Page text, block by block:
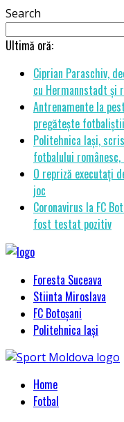
Search
Ultimă oră:
Ciprian Paraschiv,
cu Hermannstadt și
Antrenamente la
pregătește
Politehnica Iași,
fotbalului românesc,
O repriză executați
joc
Coronavirus la FC
fost testat pozitiv
Foresta Suceava
Stiinta Miroslava
FC Botoșani
Politehnica Iași
Home
Fotbal